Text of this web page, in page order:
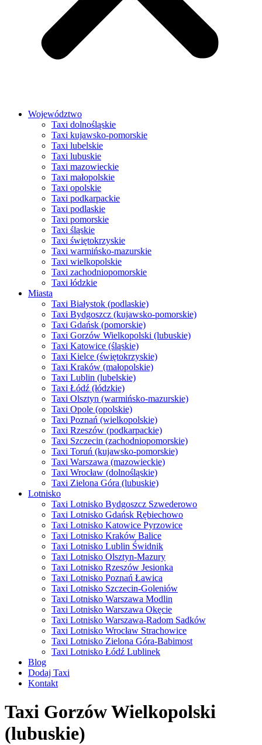
Województwo
Taxi dolnośląskie
Taxi kujawsko-pomorskie
Taxi lubelskie
Taxi lubuskie
Taxi mazowieckie
Taxi małopolskie
Taxi opolskie
Taxi podkarpackie
Taxi podlaskie
Taxi pomorskie
Taxi śląskie
Taxi świętokrzyskie
Taxi warmińsko-mazurskie
Taxi wielkopolskie
Taxi zachodniopomorskie
Taxi łódzkie
Miasta
Taxi Białystok (podlaskie)
Taxi Bydgoszcz (kujawsko-pomorskie)
Taxi Gdańsk (pomorskie)
Taxi Gorzów Wielkopolski (lubuskie)
Taxi Katowice (śląskie)
Taxi Kielce (świętokrzyskie)
Taxi Kraków (małopolskie)
Taxi Lublin (lubelskie)
Taxi Łódź (łódzkie)
Taxi Olsztyn (warmińsko-mazurskie)
Taxi Opole (opolskie)
Taxi Poznań (wielkopolskie)
Taxi Rzeszów (podkarpackie)
Taxi Szczecin (zachodniopomorskie)
Taxi Toruń (kujawsko-pomorskie)
Taxi Warszawa (mazowieckie)
Taxi Wrocław (dolnośląskie)
Taxi Zielona Góra (lubuskie)
Lotnisko
Taxi Lotnisko Bydgoszcz Szwederowo
Taxi Lotnisko Gdańsk Rębiechowo
Taxi Lotnisko Katowice Pyrzowice
Taxi Lotnisko Kraków Balice
Taxi Lotnisko Lublin Świdnik
Taxi Lotnisko Olsztyn-Mazury
Taxi Lotnisko Rzeszów Jesionka
Taxi Lotnisko Poznań Ławica
Taxi Lotnisko Szczecin-Goleniów
Taxi Lotnisko Warszawa Modlin
Taxi Lotnisko Warszawa Okęcie
Taxi Lotnisko Warszawa-Radom Sadków
Taxi Lotnisko Wrocław Strachowice
Taxi Lotnisko Zielona Góra-Babimost
Taxi Lotnisko Łódź Lublinek
Blog
Dodaj Taxi
Kontakt
Taxi Gorzów Wielkopolski
(lubuskie)